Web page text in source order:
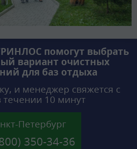
помогут выбрать
вариант очистных
для баз отдыха
и менеджер свяжется с
течении 10 минут
Петербург
350-34-36